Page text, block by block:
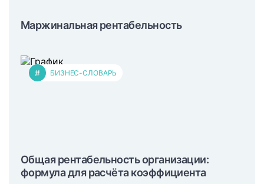
Маржинальная рентабельность
# БИЗНЕС-СЛОВАРЬ
Общая рентабельность организации:
формула для расчёта коэффициента